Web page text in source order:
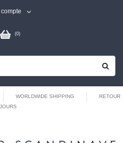
compte
WORLDWIDE SHIPPING
RETOUR